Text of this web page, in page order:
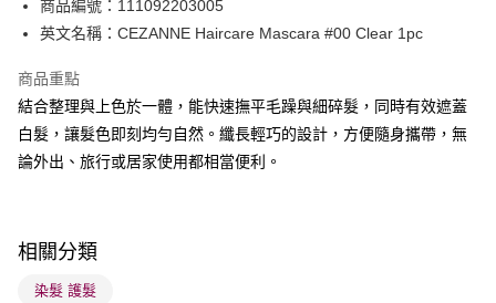
WeChat Pay
BoC Pay
送貨方式
順豐自助櫃 - 確認發貨後1-3個工作天送達
順豐站及營業點 - 確認發貨後1-3個工作天送達
商品編號：111092203005
英文名稱：CEZANNE Haircare Mascara #00 Clear 1pc
商品重點
結合整理與上色於一體，能快速撫平毛躁與細碎髮，同時有效遮蓋
白髮，讓髮色即刻均勻自然。纖長輕巧的設計，方便隨身攜帶，無
論外出、旅行或居家使用都相當便利。
相關分類
染髮 護髮